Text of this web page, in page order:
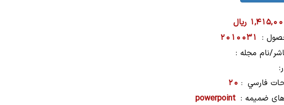
ریال
:
2010031
نام مجله :
فارسي :
20
ضمیمه : powerpoint